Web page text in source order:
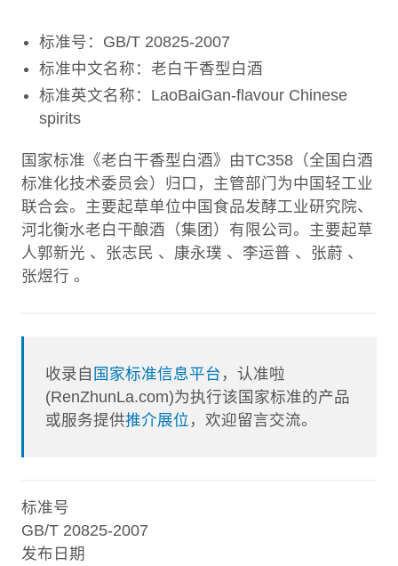
标准号：GB/T 20825-2007
标准中文名称：老白干香型白酒
标准英文名称：LaoBaiGan-flavour Chinese
spirits
国家标准《老白干香型白酒》由TC358（全国白酒
标准化技术委员会）归口，主管部门为中国轻工业
联合会。主要起草单位中国食品发酵工业研究院、
河北衡水老白干酿酒（集团）有限公司。主要起草
人郭新光 、张志民 、康永璞 、李运普 、张蔚 、
张煜行 。
收录自 国家标准信息平台 ，认准啦
(RenZhunLa.com)为执行该国家标准的产品
或服务提供推介展位 ，欢迎留言交流。
标准号
GB/T 20825-2007
发布日期